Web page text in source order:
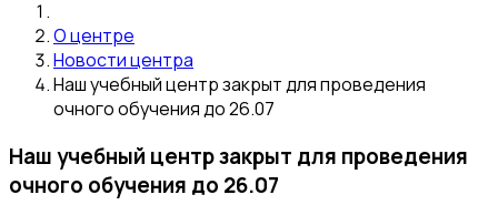
О центре
Новости центра
Наш учебный центр закрыт для проведения
очного обучения до 26.07
Наш учебный центр закрыт для проведения
очного обучения до 26.07